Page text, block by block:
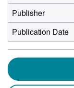
Publisher
Publication Date